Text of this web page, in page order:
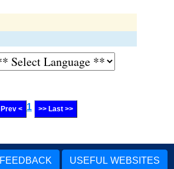
Prev < 1 >> Last >>
FEEDBACK USEFUL WEBSITES